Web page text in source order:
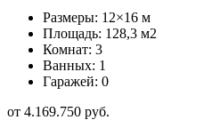
Размеры: 12×16 м
Площадь: 128,3 м2
Комнат: 3
Ванных: 1
Гаражей: 0
от 4.169.750 руб.